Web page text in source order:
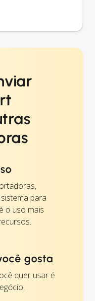
para
o uso mais
gosta
quer usar é